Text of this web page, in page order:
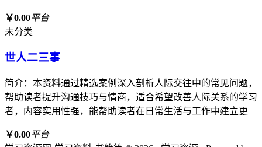
￥0.00平台
未分类
世人二三事
简介：本资料通过精选案例深入剖析人际交往中的常见问题，
帮助读者提升沟通技巧与情商，适合希望改善人际关系的学习
者，内容实用性强，能帮助读者在日常生活与工作中建立更
￥0.00平台